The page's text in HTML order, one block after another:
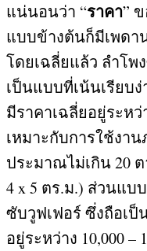
แน่นอนว่า “ราคา”
แบบข้างต้นก็มีเพดา
โดยเฉลี่ยแล้ว ลำโพ
เป็นแบบที่เน้นเรียบ
มีราคาเฉลี่ยอยู่ระหว่
เหมาะกับการใช้งา
ประมาณไม่เกิน20
4 x 5 ตร.ม.) ส่วนแบ
ซับวูฟเฟอร์ ซึ่งถือเป็
อยู่ระหว่าง 10,000 –